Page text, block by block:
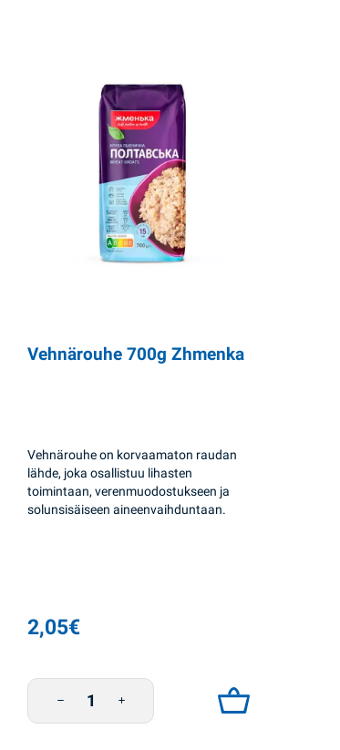
Vehnärouhe 700g Zhmenka
Vehnärouhe on korvaamaton raudan
lähde, joka osallistuu lihasten
toimintaan, verenmuodostukseen ja
solunsisäiseen aineenvaihduntaan.
2,05€
Vehnärouhe 700g Zhmenka määrä